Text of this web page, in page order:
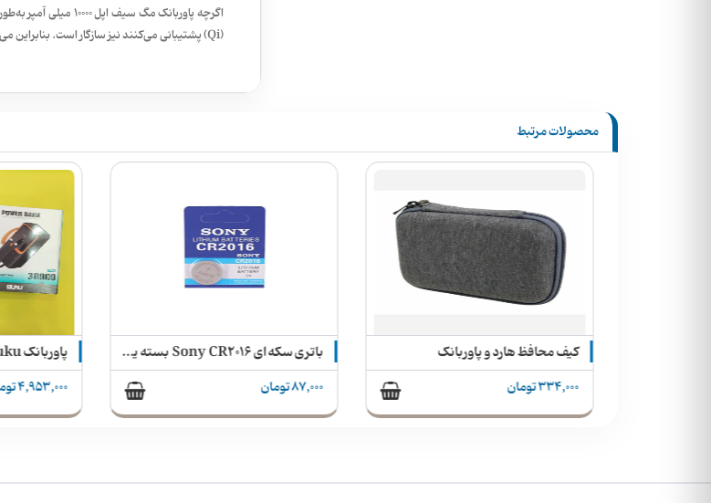
اگرچه پاوربانک مگ
(Qi) پشتیبانی می‌کنند نیز سازگار است. بنابراین می‌توان از آن برای گوشی‌های اندرویدی که از این فناوری برخوردارند نیز استفاده کرد.
محصولات مرتبط
کیف محافظ هارد و پاوربانک
334,000 تومان
باتری سکه ای Sony CR2016 بسته یک عددی
87,000 تومان 4,953,000 تومان